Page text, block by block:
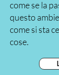
come se la
questo
come si sta
cose.